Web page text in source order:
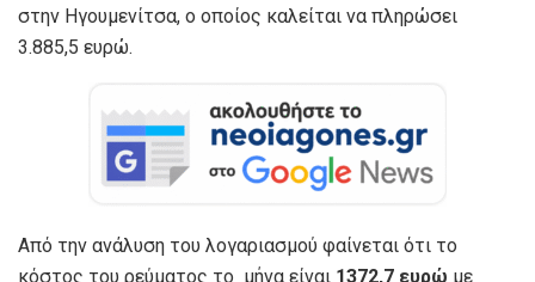
στην Ηγουμενίτσα, ο οποίος καλείται να πληρώσει
3.885,5 ευρώ.
Από την ανάλυση του λογαριασμού φαίνεται ότι το
κόστος του ρεύματος το μήνα είναι 1372,7 ευρώ με